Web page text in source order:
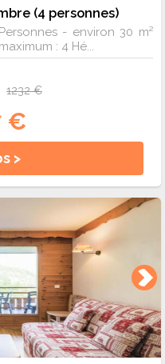
(4 personnes)
- environ 30 m²
: 4 Hé...
1232 €
€
>